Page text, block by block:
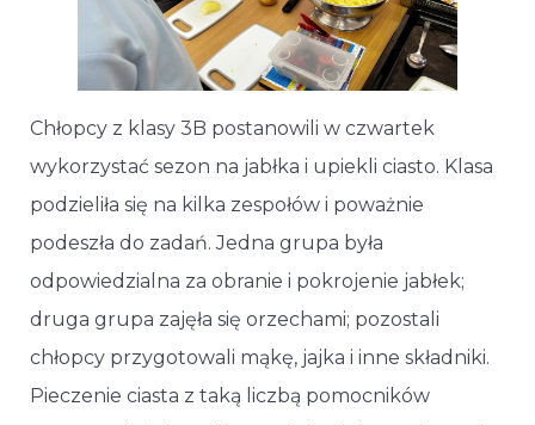
Chłopcy z klasy 3B postanowili w czwartek
wykorzystać sezon na jabłka i upiekli ciasto. Klasa
podzieliła się na kilka zespołów i poważnie
podeszła do zadań. Jedna grupa była
odpowiedzialna za obranie i pokrojenie jabłek;
druga grupa zajęła się orzechami; pozostali
chłopcy przygotowali mąkę, jajka i inne składniki.
Pieczenie ciasta z taką liczbą pomocników